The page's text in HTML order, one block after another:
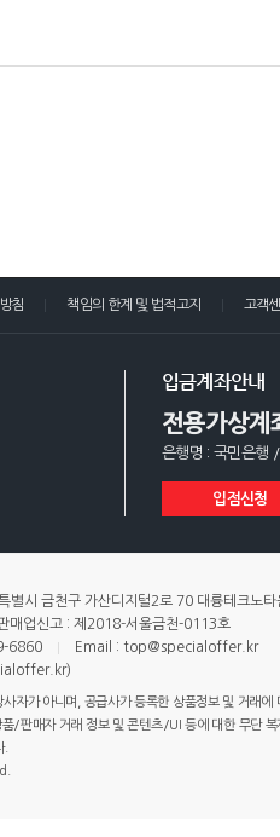
침 책임의 한계 및 법적고지 고객
입금계좌안내
전용가상계
은행명 : 국민은행
입점신청
별시 금천구 가산디지털2로 70 대륭테크노
매업신고 : 제2018-서울금천-0113호
6860
Email : top@specialoffer.kr
자가 아니며, 공급사가 등록한 상품정보 및 거래
/판매자 거래 정보 및 콘텐츠/UI 등에 대한 무단
.